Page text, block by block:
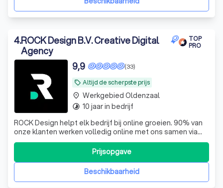
4.ROCK Design B.V. Creative Digital
Agency
TOP
PRO
local_offer Altijd de scherpste prijs
(33)
9,9
ROCK Design helpt elk bedrijf bij online groeien. 90% van
onze klanten werken volledig online met ons samen via
een vast contactpersoon, snel en efficiënt.
Beschikbaarheid
Prijsopgave
place Werkgebied Oldenzaal
timelapse 10 jaar in bedrijf